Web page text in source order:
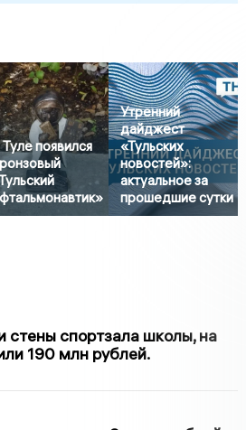
появился
Утренний
дайджест
«Тульских
новостей»:
актуальное за
прошедшие сутки
спортзала школы, на
190 млн рублей.